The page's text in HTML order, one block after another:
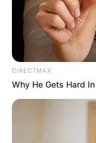
DIRECTMAX
Why He Gets Hard